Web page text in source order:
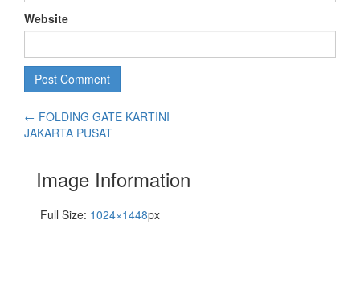
Website
← FOLDING GATE KARTINI
JAKARTA PUSAT
Image Information
Full Size: 1024×1448px